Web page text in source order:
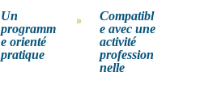
Un
programm
e orienté
pratique
Compatibl
e avec une
activité
profession
nelle